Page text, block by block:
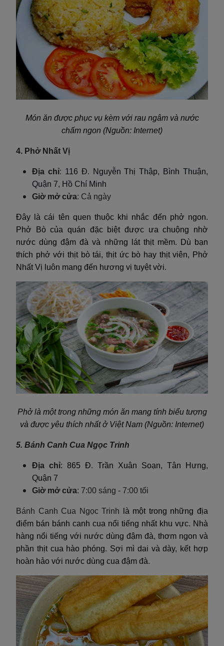
Món ăn được phục vụ kèm với rau ngâm và nước
chấm ngon (Nguồn: Internet)
4. Phở Nhất Vị
Địa chỉ: 116 Đ. Nguyễn Thị Thập, Bình Thuận,
Quận 7, Hồ Chí Minh
Giờ mở cửa: Cả ngày
Đây là cái tên quen thuộc khi nhắc đến phở ngon.
Phở Bò của quán đặc biệt được ưa chuộng nhờ
nước dùng đậm đà và những lát thịt mềm. Dù bạn
thích phở với thịt bò tái, thịt ức bò hay thịt viên, Phở
Nhất Vị luôn mang đến hương vị tuyệt vời.
Phở là một trong những món ăn mang tính biểu tượng
và được yêu thích nhất ở Việt Nam (Nguồn: Internet)
5. Bánh Canh Cua Ngọc Trinh
Địa chỉ: 865 Đ. Trần Xuân Soạn, Tân Hưng,
Quận 7
Giờ mở cửa: 7:00 sáng - 7:00 tối
Bánh Canh Cua Ngọc Trinh
là một trong những địa
điểm bán bánh canh cua nổi tiếng nhất khu vực. Nhà
hàng nổi tiếng với nước dùng đậm đà, thơm ngon và
phần thịt cua hào phóng. Sợi mì dai và dày, kết hợp
hoàn hảo với nước dùng cua đậm đà.